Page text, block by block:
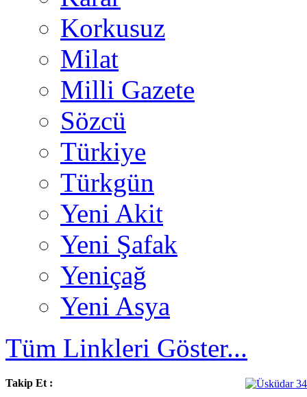
Korkusuz
Milat
Milli Gazete
Sözcü
Türkiye
Türkgün
Yeni Akit
Yeni Şafak
Yeniçağ
Yeni Asya
Tüm Linkleri Göster...
Takip Et :